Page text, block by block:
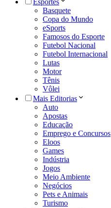
Esportes
Basquete
Copa do Mundo
eSports
Famosos do Esporte
Futebol Nacional
Futebol Internacional
Lutas
Motor
Tênis
Vôlei
Mais Editorias
Auto
Apostas
Educação
Emprego e Concursos
Eloos
Games
Indústria
Jogos
Meio Ambiente
Negócios
Pets e Animais
Turismo